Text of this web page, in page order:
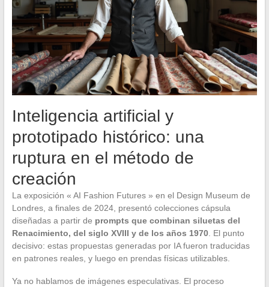
Inteligencia artificial y
prototipado histórico: una
ruptura en el método de
creación
La exposición « AI Fashion Futures » en el Design Museum de
Londres, a finales de 2024, presentó colecciones cápsula
diseñadas a partir de prompts que combinan siluetas del
Renacimiento, del siglo XVIII y de los años 1970. El punto
decisivo: estas propuestas generadas por IA fueron traducidas
en patrones reales, y luego en prendas físicas utilizables.
Ya no hablamos de imágenes especulativas. El proceso